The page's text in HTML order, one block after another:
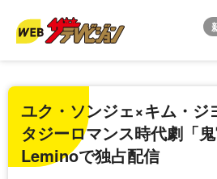
ユク・ソンジェ×キム・ジ
タジーロマンス時代劇「
Leminoで独占配信